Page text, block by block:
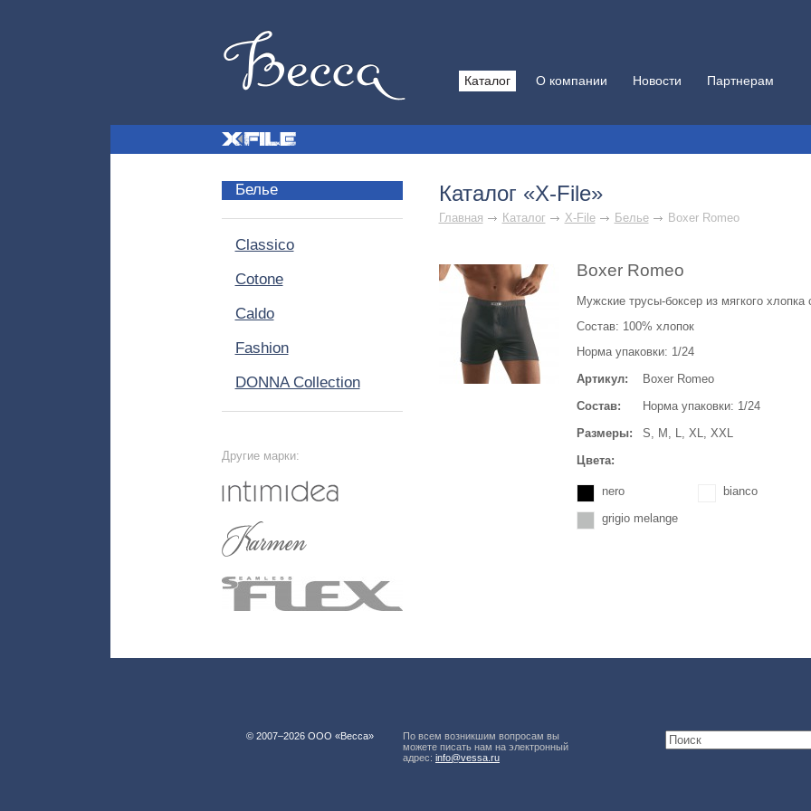
Каталог О компании Новости Партнерам
Белье
Classico
Cotone
Caldo
Fashion
DONNA Collection
Другие марки:
Каталог «X-File»
Главная Каталог X-File Белье Boxer Romeo
Boxer Romeo
Мужские трусы-боксер из мягкого хлопка
Состав: 100% хлопок
Норма упаковки: 1/24
Артикул:
Boxer Romeo
Состав:
Норма упаковки: 1/24
Размеры:
S, M, L, XL, XXL
Цвета:
nero
bianco
grigio melange
© 2007–2026 ООО «Весса»
По всем возникшим вопросам вы
можете писать нам на электронный
адрес: info@vessa.ru